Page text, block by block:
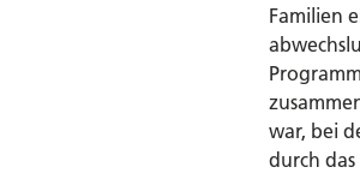
Familien
Programm
war, bei
durch